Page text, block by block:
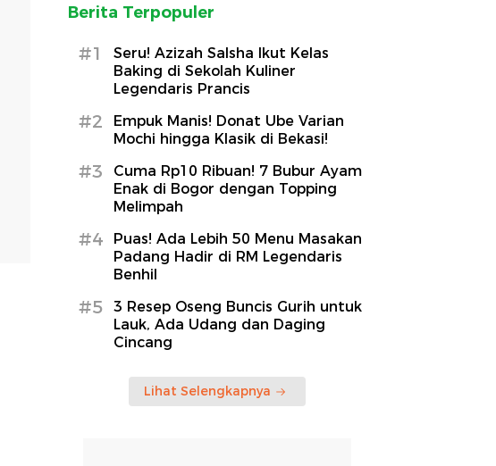
Berita Terpopuler
#1
Seru! Azizah Salsha Ikut Kelas
Baking di Sekolah Kuliner
Legendaris Prancis
#2
Empuk Manis! Donat Ube Varian
Mochi hingga Klasik di Bekasi!
#3
Cuma Rp10 Ribuan! 7 Bubur Ayam
Enak di Bogor dengan Topping
Melimpah
#4
Puas! Ada Lebih 50 Menu Masakan
Padang Hadir di RM Legendaris
Benhil
#5
3 Resep Oseng Buncis Gurih untuk
Lauk, Ada Udang dan Daging
Cincang
Lihat Selengkapnya